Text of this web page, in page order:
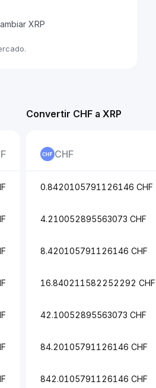
XRP
Convertir CHF a XRP
CHF
0.8420105791126146 CHF
4.210052895563073 CHF
8.420105791126146 CHF
16.840211582252292 CHF
42.10052895563073 CHF
84.20105791126146 CHF
842.0105791126146 CHF